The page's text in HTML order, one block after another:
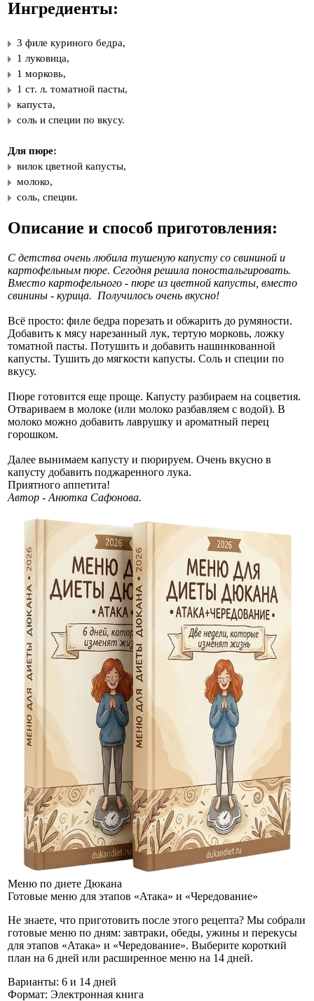
Ингредиенты:
3 филе куриного бедра,
​1 луковица,
​1 морковь,
​1 ст. л. томатной пасты,
​капуста,
​соль и специи по вкусу.
Для пюре:
​вилок цветной капусты,
​молоко,
​соль, специи.
Описание и способ приготовления:
С детства очень любила тушеную капусту со свининой и
картофельным пюре. Сегодня решила поностальгировать.
Вместо картофельного - пюре из цветной капусты, вместо
свинины - курица. Получилось очень вкусно!
Всё просто: филе бедра порезать и обжарить до румяности.
Добавить к мясу нарезанный лук, тертую морковь, ложку
томатной пасты. Потушить и добавить нашинкованной
капусты. Тушить до мягкости капусты. Соль и специи по
вкусу.
Пюре готовится еще проще. Капусту разбираем на соцветия.
Отвариваем в молоке (или молоко разбавляем с водой). В
молоко можно добавить лаврушку и ароматный перец
горошком.
Далее вынимаем капусту и пюрируем. Очень вкусно в
капусту добавить поджаренного лука.
Приятного аппетита!
Автор - Анютка Сафонова.
Меню по диете Дюкана
Готовые меню для этапов «Атака» и «Чередование»
Не знаете, что приготовить после этого рецепта? Мы собрали
готовые меню по дням: завтраки, обеды, ужины и перекусы
для этапов «Атака» и «Чередование». Выберите короткий
план на 6 дней или расширенное меню на 14 дней.
Варианты: 6 и 14 дней
Формат: Электронная книга